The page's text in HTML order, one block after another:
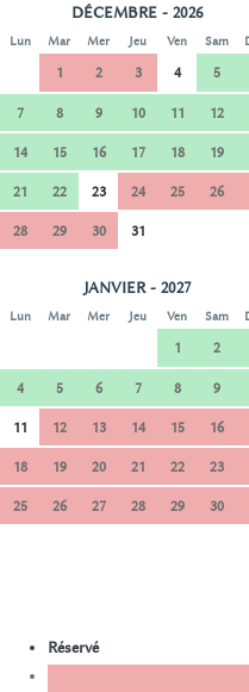
DÉCEMBRE - 2026
Lun Mar Mer Jeu Ven Sam
1 2 3 4 5
7 8 9 10 11 12
14 15 16 17 18 19
21 22 23 24 25 26
28 29 30 31
JANVIER - 2027
Lun Mar Mer Jeu Ven Sam
1 2
4 5 6 7 8 9
11 12 13 14 15 16
18 19 20 21 22 23
25 26 27 28 29 30
Réservé